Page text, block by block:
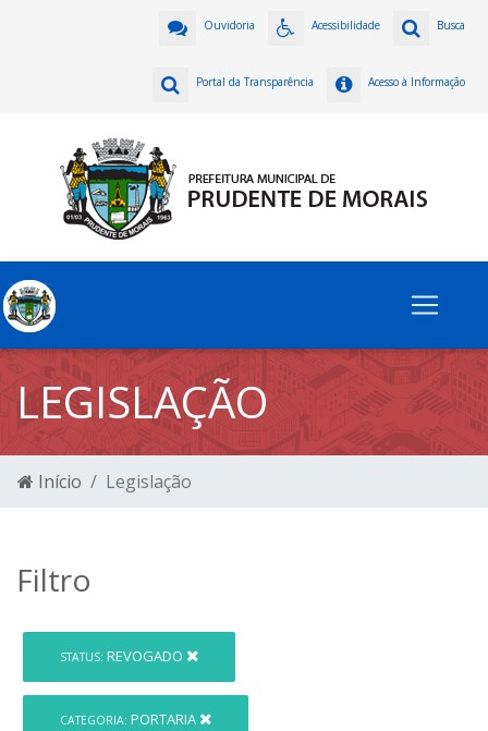
Busca
Acessibilidade
Ouvidoria
Acesso à Informação
Portal da Transparência
LEGISLAÇÃO
Início Legislação
Filtro
STATUS: REVOGADO
CATEGORIA: PORTARIA